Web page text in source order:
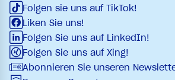
Folgen sie uns auf TikTok!
Liken Sie uns!
Folgen Sie uns auf LinkedIn!
Folgen Sie uns auf Xing!
Abonnieren Sie unseren